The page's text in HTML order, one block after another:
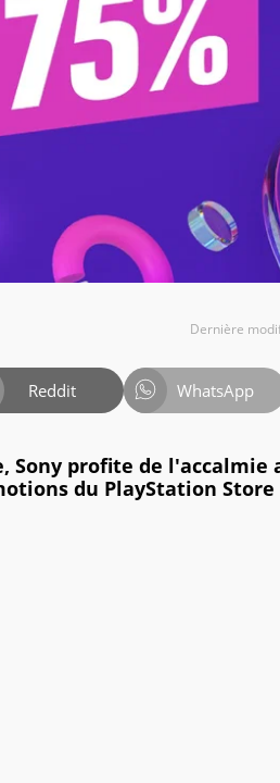
Dernière
Reddit WhatsApp
Sony profite de
du PlayStation